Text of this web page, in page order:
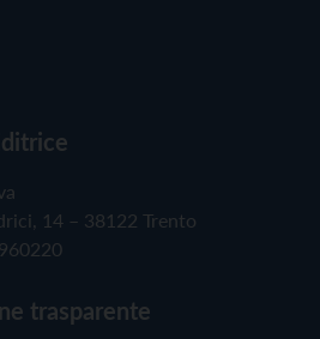
14 – 38122 Trento
trasparente